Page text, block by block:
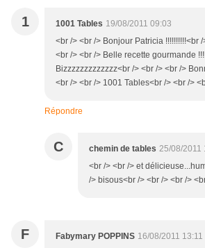
1 1001 Tables 19/08/2011 09:03
<br /> <br /> Bonjour Patricia !!!!!!!!!!<br
<br /> <br /> Belle recette gourmande
Bizzzzzzzzzzzzz<br /> <br /> <br />
<br /> <br /> 1001 Tables<br /> <br />
Répondre
C chemin de tables 25/08/2011
<br /> <br /> et
/> bisous<br /> <br /> <br />
F Fabymary POPPINS 16/08/2011 13:11